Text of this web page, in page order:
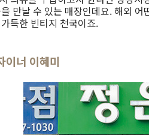
만날 수 있는 매장인데요. 해외
득한 빈티지 천국이죠.
이너 이혜미